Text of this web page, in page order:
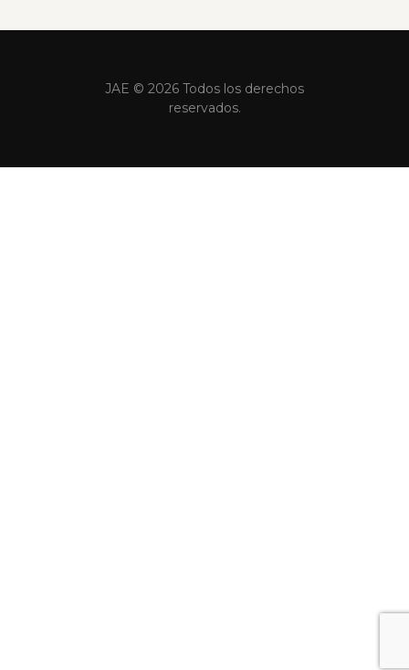
JAE © 2026 Todos los derechos
reservados.